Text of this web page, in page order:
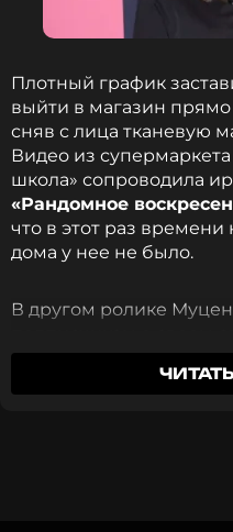
просторах Галактики,
планете Дина -
К касту сезона должен
Кристофер Ллойд,
Брауна в фильмах
Фото: сериал
2023 год
Смотрите
оставаться в
Плотный график
выйти в магазин
сняв с лица тканевую
Видео из
школа» сопроводила
«Рандомное
что в этот раз времени
дома у нее не было.
В другом ролике
подписчикам о своем
организованной в
артистки, весь секрет